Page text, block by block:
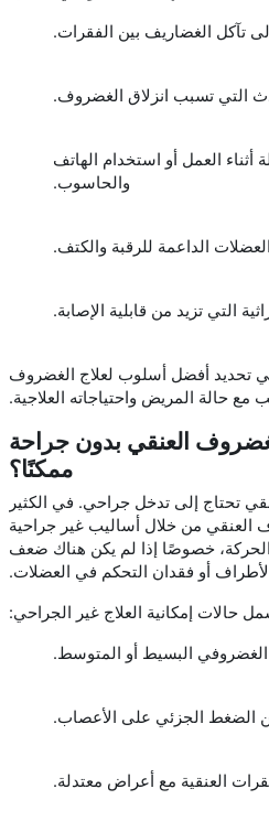
تآكل الغضاريف بين الفقرات.
التي تسبب انزلاق الغضروف.
العمل أو استخدام الهاتف
والحاسوب.
الداعمة للرقبة والكتف.
التي تزيد من قابلية الإصابة.
تحديد أفضل أسلوب لعلاج الغضروف
مع حالة المريض واحتياجاته العلاجية.
العنقي بدون جراحة
ممكنًا؟
تحتاج إلى تدخل جراحي. في الكثير
العنقي من خلال أساليب غير جراحية
الحركة، خصوصًا إذا لم يكن هناك ضعف
أو فقدان التحكم في العضلات.
حالات إمكانية العلاج غير الجراحي:
الغضروفي البسيط أو المتوسط.
عن الضغط الجزئي على الأعصاب.
العنقية مع أعراض معتدلة.